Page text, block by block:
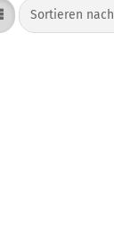
Sortieren nach
Sortieren nach